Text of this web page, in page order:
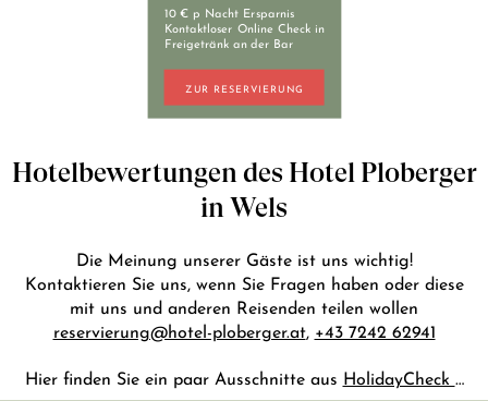
+43 7242 629 41
RESERVIERUNG@HOTEL-PLOBERGER.AT
10 € p Nacht Ersparnis
Kontaktloser Online Check in
Freigetränk an der Bar
ZUR RESERVIERUNG
Hotelbewertungen des Hotel Ploberger
in Wels
Die Meinung unserer Gäste ist uns wichtig!
Kontaktieren Sie uns, wenn Sie Fragen haben oder diese
mit uns und anderen Reisenden teilen wollen
reservierung@hotel-ploberger.at, +43 7242 62941
Hier finden Sie ein paar Ausschnitte aus HolidayCheck …